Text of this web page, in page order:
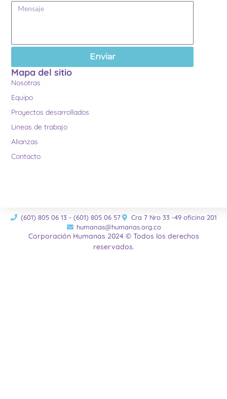
Enviar
Mapa del sitio
Nosotras
Equipo
Proyectos desarrollados
Lineas de trabajo
Alianzas
Contacto
(601) 805 06 13 - (601) 805 06 57
Cra 7 Nro 33 -49 oficina 201
humanas@humanas.org.co
Corporación Humanas 2024 © Todos los derechos
reservados.